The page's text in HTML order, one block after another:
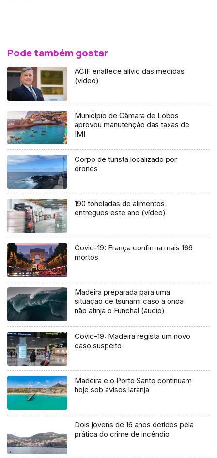
Pode também gostar
ACIF enaltece alívio das medidas
(vídeo)
Município de Câmara de Lobos
aprovou manutenção das taxas de
IMI
Corpo de turista localizado por
drones
190 toneladas de alimentos
entregues este ano (vídeo)
Covid-19: França confirma mais 166
mortos
Madeira preparada para uma
situação de tsunami caso a onda
não atinja o Funchal (áudio)
Covid-19: Madeira regista um novo
caso suspeito
Madeira e o Porto Santo continuam
hoje sob avisos laranja
Dois jovens de 16 anos detidos pela
prática do crime de incêndio